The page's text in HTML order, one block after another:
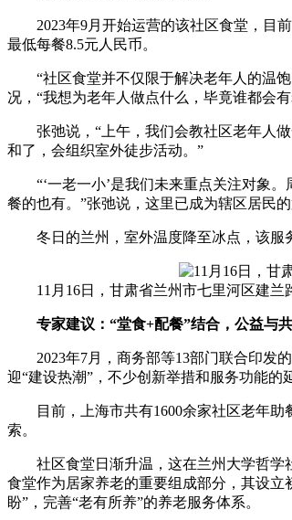
2023年9月开始运营的该社区食堂，目前
最低每餐8.5元人民币。
“社区食堂并不仅限于解决老年人的温饱
况，“我想为老年人做点什么，毕竟谁都会
张弛说，“上午，我们会教社区老年人做
和了，会组织室外徒步活动。”
“‘一老一小’是我们未来重点关注对象。
餐的也有。”张弛说，这里已成为辖区居民的
冬日的兰州，室外温度降至冰点，该服务
11月16日，甘肃省兰州市七里河区建
专家建议：“堂食+配餐”结合，公益与
2023年7月，商务部等13部门联合印发的
迎“建设热潮”，不少创新举措和服务功能的
目前，上海市共有1600余家社区老年助
索。
社区食堂日渐升温，这在兰州大学哲学社
食堂作为居家养老的重要组成部分，其设
盼”，完善“老有所养”的养老服务体系。